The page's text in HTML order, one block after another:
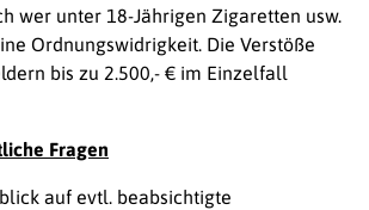
wer unter 18-Jährigen Zigaretten usw.
Ordnungswidrigkeit. Die Verstöße
bis zu 2.500,- € im Einzelfall
Fragen
auf evtl. beabsichtigte